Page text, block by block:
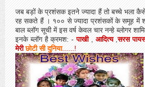
जब बड़ों के प्रशंसक इतने ज्यादा हैं तो बच्चे भला
रह सकते हैं । १०० से ज्यादा प्रशंसकों के समूह में
बाल ब्लॉग सूची में इस वर्ष केवल चार नन्हे ब्लोगर
इनके ब्लॉग है क्रमश: -पाखी, आदित्य,सरस
मेरी छोटी सीदुनिया......!